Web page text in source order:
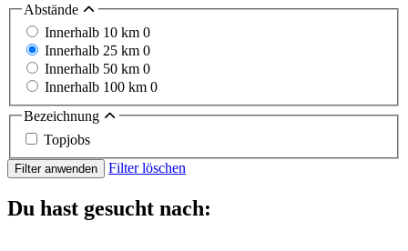
Abstände
Innerhalb 10 km 0
Innerhalb 25 km 0
Innerhalb 50 km 0
Innerhalb 100 km 0
Bezeichnung
Topjobs
Filter anwenden Filter löschen
Du hast gesucht nach: